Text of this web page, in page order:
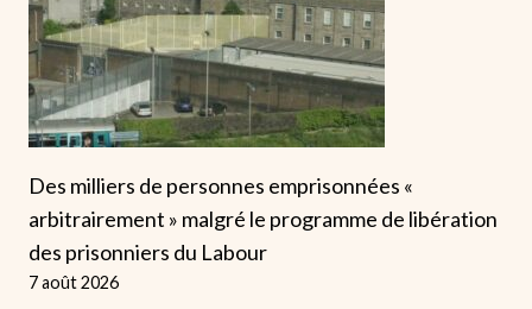
Des milliers de personnes emprisonnées «
arbitrairement » malgré le programme de libération
des prisonniers du Labour
7 août 2026